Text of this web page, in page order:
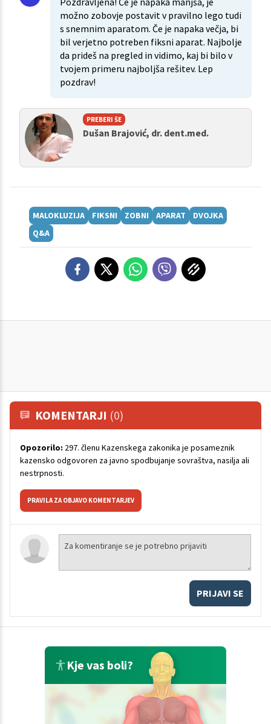
možno zobovje postavit v pravilno lego tudi
s snemnim aparatom. Če je napaka večja, bi
bil verjetno potreben fiksni aparat. Najbolje
da prideš na pregled in vidimo, kaj bi bilo v
tvojem primeru najboljša rešitev. Lep
pozdrav!
PREBERI ŠE
Dušan Brajović, dr. dent.med.
MALOKLUZIJA FIKSNI ZOBNI APARAT
DVOJKA
Q&A
KOMENTARJI (0)
Opozorilo: 297. členu Kazenskega zakonika je posameznik
kazensko odgovoren za javno spodbujanje sovraštva, nasilja ali
nestrpnosti.
PRAVILA ZA OBJAVO KOMENTARJEV
PRIJAVI SE
Kje vas boli?